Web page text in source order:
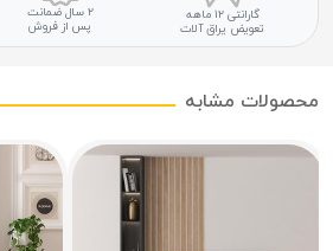
گارانتی ۱۲ ماهه
تعویض یراق آلات
۲ سال ضمانت
پس از فروش
محصولات مشابه